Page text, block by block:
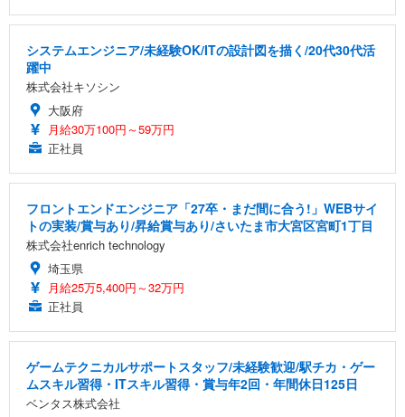
システムエンジニア/未経験OK/ITの設計図を描く/20代30代活
躍中
株式会社キソシン
大阪府
月給30万100円～59万円
正社員
フロントエンドエンジニア「27卒・まだ間に合う!」WEBサイ
トの実装/賞与あり/昇給賞与あり/さいたま市大宮区宮町1丁目
株式会社enrich technology
埼玉県
月給25万5,400円～32万円
正社員
ゲームテクニカルサポートスタッフ/未経験歓迎/駅チカ・ゲー
ムスキル習得・ITスキル習得・賞与年2回・年間休日125日
ベンタス株式会社